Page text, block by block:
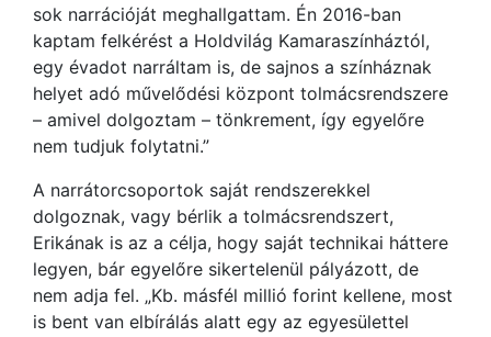
sok narrációját meghallgattam. Én 2016-ban
kaptam felkérést a Holdvilág Kamaraszínháztól,
egy évadot narráltam is, de sajnos a színháznak
helyet adó művelődési központ tolmácsrendszere
– amivel dolgoztam – tönkrement, így egyelőre
nem tudjuk folytatni.”
A narrátorcsoportok saját rendszerekkel
dolgoznak, vagy bérlik a tolmácsrendszert,
Erikának is az a célja, hogy saját technikai háttere
legyen, bár egyelőre sikertelenül pályázott, de
nem adja fel. „Kb. másfél millió forint kellene, most
is bent van elbírálás alatt egy az egyesülettel